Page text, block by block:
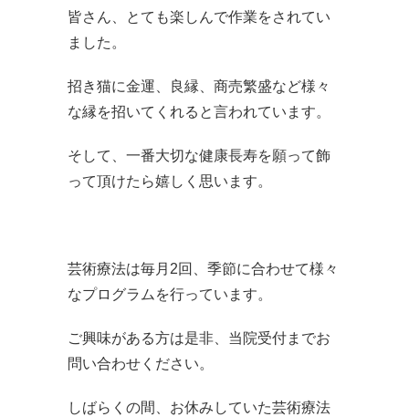
皆さん、とても楽しんで作業をされてい
ました。
招き猫に金運、良縁、商売繁盛など様々
な縁を招いてくれると言われています。
そして、一番大切な健康長寿を願って飾
って頂けたら嬉しく思います。
芸術療法は毎月2回、季節に合わせて様々
なプログラムを行っています。
ご興味がある方は是非、当院受付までお
問い合わせください。
しばらくの間、お休みしていた芸術療法